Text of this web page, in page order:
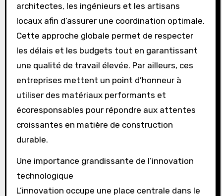
architectes, les ingénieurs et les artisans
locaux afin d’assurer une coordination optimale.
Cette approche globale permet de respecter
les délais et les budgets tout en garantissant
une qualité de travail élevée. Par ailleurs, ces
entreprises mettent un point d’honneur à
utiliser des matériaux performants et
écoresponsables pour répondre aux attentes
croissantes en matière de construction
durable.
Une importance grandissante de l’innovation
technologique
L’innovation occupe une place centrale dans le